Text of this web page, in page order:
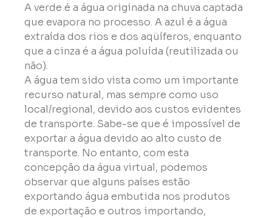
A verde é a água originada na chuva captada
que evapora no processo. A azul é a água
extraída dos rios e dos aqüíferos, enquanto
que a cinza é a água poluída (reutilizada ou
não).
A água tem sido vista como um importante
recurso natural, mas sempre como uso
local/regional, devido aos custos evidentes
de transporte. Sabe-se que é impossível de
exportar a água devido ao alto custo de
transporte. No entanto, com esta
concepção da água virtual, podemos
observar que alguns países estão
exportando água embutida nos produtos
de exportação e outros importando,